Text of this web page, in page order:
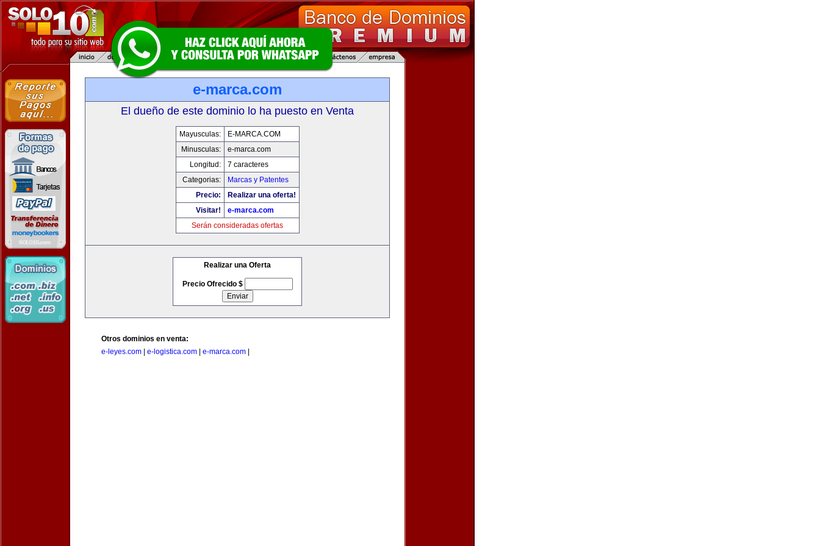
e-marca.com
El dueño de este dominio lo ha puesto en Venta
Mayusculas:
E-MARCA.COM
Minusculas:
e-marca.com
Longitud:
7 caracteres
Categorias:
Marcas y Patentes
Precio:
Realizar una oferta!
Visitar!
e-marca.com
Serán consideradas ofertas
Realizar una Oferta
Precio Ofrecido $
Otros dominios en venta:
e-leyes.com
e-logistica.com e-marca.com